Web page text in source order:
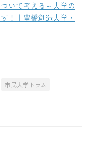
いて考える～大学の
！｜豊橋創造大学・
市民大学トラム